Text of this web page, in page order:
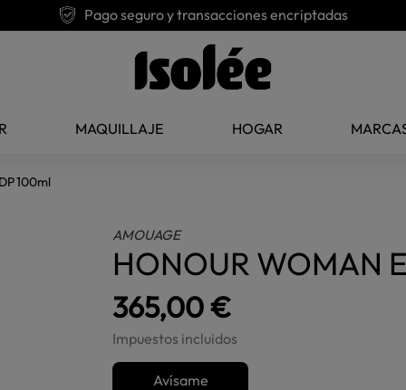
Pago seguro y transacciones encriptadas
MAQUILLAJE HOGAR
100ml
AMOUAGE
HONOUR WOMAN
365,00 €
Impuestos incluidos
Avísame